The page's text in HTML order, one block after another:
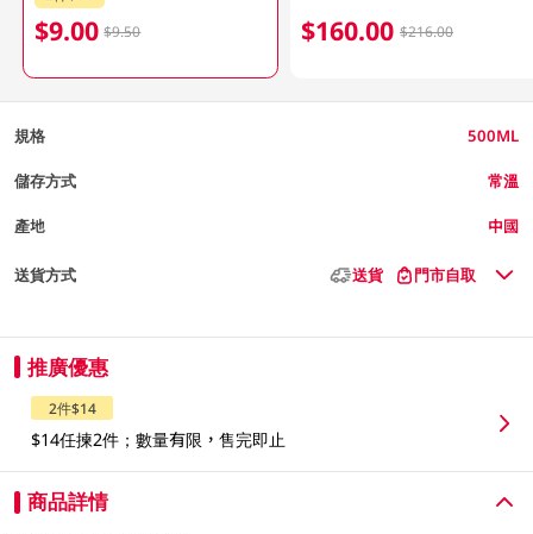
$9.00 $9.50 $160.00 $216.00
規格 500ML
儲存方式 常溫
產地 中國
送貨方式 送貨 門市自取
推廣優惠
2件$14
$14任揀2件；數量有限，售完即止
商品詳情